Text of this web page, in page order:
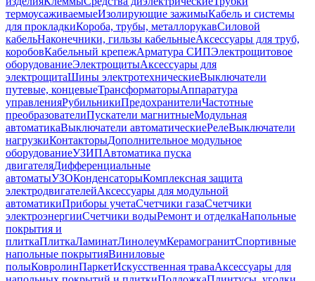
термоусаживаемыеИзолирующие зажимыКабель и системы
для прокладкиКороба, трубы, металлорукавСиловой
кабельНаконечники, гильзы кабельныеАксессуары для труб,
коробовКабельный крепежАрматура СИПЭлектрощитовое
оборудованиеЭлектрощитыАксессуары для
электрощитаШины электротехническиеВыключатели
путевые, концевыеТрансформаторыАппаратура
управленияРубильникиПредохранителиЧастотные
преобразователиПускатели магнитныеМодульная
автоматикаВыключатели автоматическиеРелеВыключатели
нагрузкиКонтакторыДополнительное модульное
оборудованиеУЗИПАвтоматика пуска
двигателяДифференциальные
автоматыУЗОКонденсаторыКомплексная защита
электродвигателейАксессуары для модульной
автоматикиПриборы учетаСчетчики газаСчетчики
электроэнергииСчетчики водыРемонт и отделкаНапольные
покрытия и
плиткаПлиткаЛаминатЛинолеумКерамогранитСпортивные
напольные покрытияВиниловые
полыКовролинПаркетИскусственная траваАксессуары для